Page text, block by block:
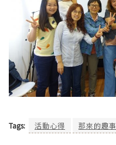
Tags: 活動心得 那來的趣事